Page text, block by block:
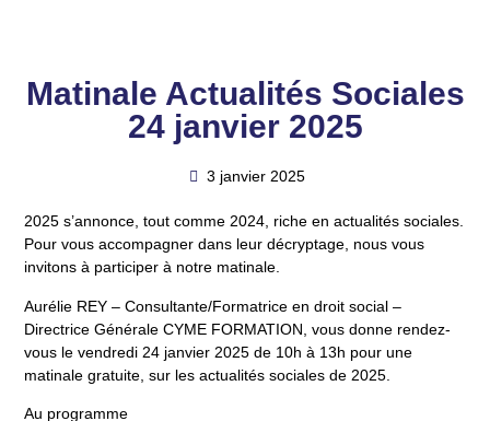
Matinale Actualités Sociales
24 janvier 2025
3 janvier 2025
2025 s’annonce, tout comme 2024, riche en actualités sociales.
Pour vous accompagner dans leur décryptage, nous vous
invitons à participer à notre matinale.
Aurélie REY– Consultante/Formatrice en droit social –
Directrice Générale CYME FORMATION, vous donne rendez-
vous levendredi 24 janvier 2025 de 10h à 13h pour une
matinale gratuite , sur les actualités sociales de 2025.
Au programme